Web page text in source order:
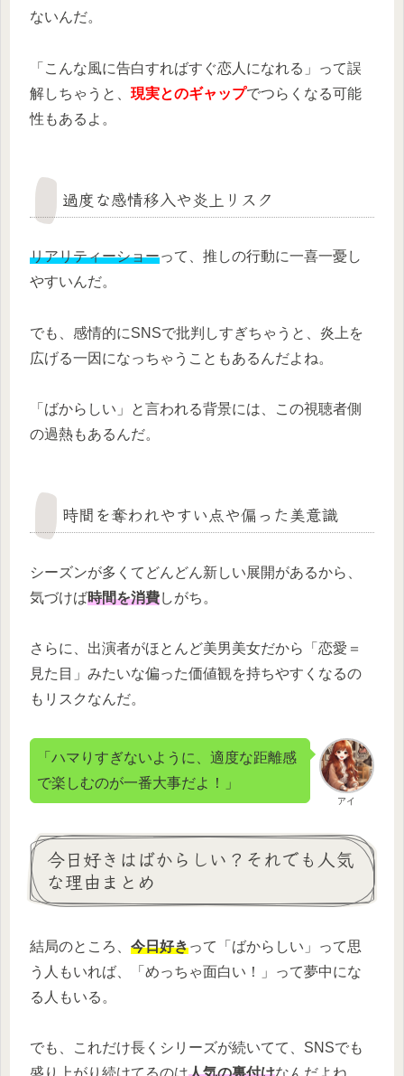
ないんだ。
「こんな風に告白すればすぐ恋人になれる」って誤
解しちゃうと、 現実とのギャップでつらくなる可能
性もあるよ。
過度な感情移入や炎上リスク
リアリティーショーって、推しの行動に一喜一憂し
やすいんだ。
でも、感情的にSNSで批判しすぎちゃうと、炎上を
広げる一因になっちゃうこともあるんだよね。
「ばからしい」と言われる背景には、この視聴者側
の過熱もあるんだ。
時間を奪われやすい点や偏った美意識
シーズンが多くてどんどん新しい展開があるから、
気づけば時間を消費しがち。
さらに、出演者がほとんど美男美女だから「恋愛＝
見た目」みたいな偏った価値観を持ちやすくなるの
もリスクなんだ。
アイ
「ハマりすぎないように、適度な距離感
で楽しむのが一番大事だよ！」
今日好きはばからしい？それでも人気
な理由まとめ
結局のところ、 今日好きって「ばからしい」って思
う人もいれば、「めっちゃ面白い！」って夢中にな
る人もいる。
でも、これだけ長くシリーズが続いてて、SNSでも